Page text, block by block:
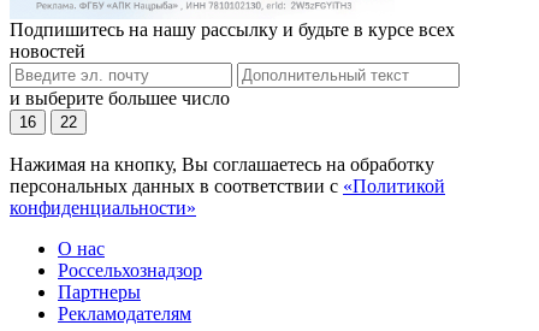
Подпишитесь на нашу рассылку и будьте в курсе всех
новостей
и выберите большее число
16 22
Нажимая на кнопку, Вы соглашаетесь на обработку
персональных данных в соответствии с «Политикой
конфиденциальности»
О нас
Россельхознадзор
Партнеры
Рекламодателям